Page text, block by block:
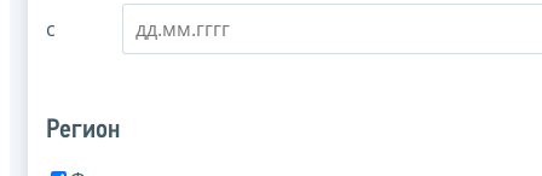
с
Регион